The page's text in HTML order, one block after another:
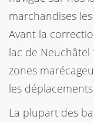
marchandises
Avant la
lac de
zones
les
La plupart des